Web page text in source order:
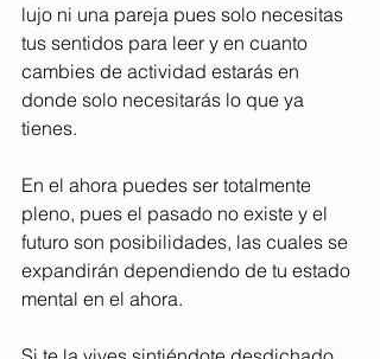
lujo ni una pareja pues solo necesitas
tus sentidos para leer y en cuanto
cambies de actividad estarás en
donde solo necesitarás lo que ya
tienes.
En el ahora puedes ser totalmente
pleno, pues el pasado no existe y el
futuro son posibilidades, las cuales se
expandirán dependiendo de tu estado
mental en el ahora.